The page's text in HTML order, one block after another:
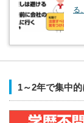
る
1～2年で集中